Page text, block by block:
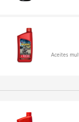
Aceites